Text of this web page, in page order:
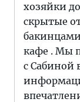
хозяйки
скрытые
кафе . Мы
с Сабиной